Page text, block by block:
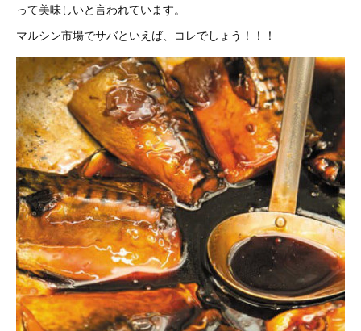
って美味しいと言われています。
マルシン市場でサバといえば、コレでしょう！！！